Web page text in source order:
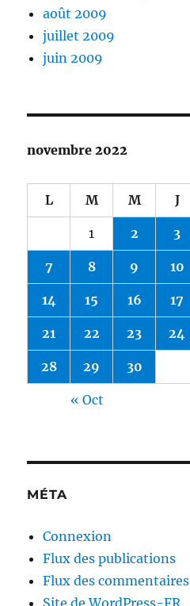
août 2009
juillet 2009
juin 2009
novembre 2022
L M M J
1 2 3
7 8 9 10
14 15 16 17
21 22 23 24
28 29 30
« Oct
MÉTA
Connexion
Flux des publications
Flux des commentaires
Site de WordPress-FR